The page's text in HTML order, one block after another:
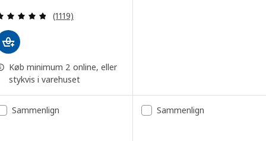
Anmeld: 4.8 ud af 5 Stjerner. Anmeldelser i alt:
(1119)
Køb minimum 2 online, eller
stykvis i varehuset
Sammenlign Sammenlign